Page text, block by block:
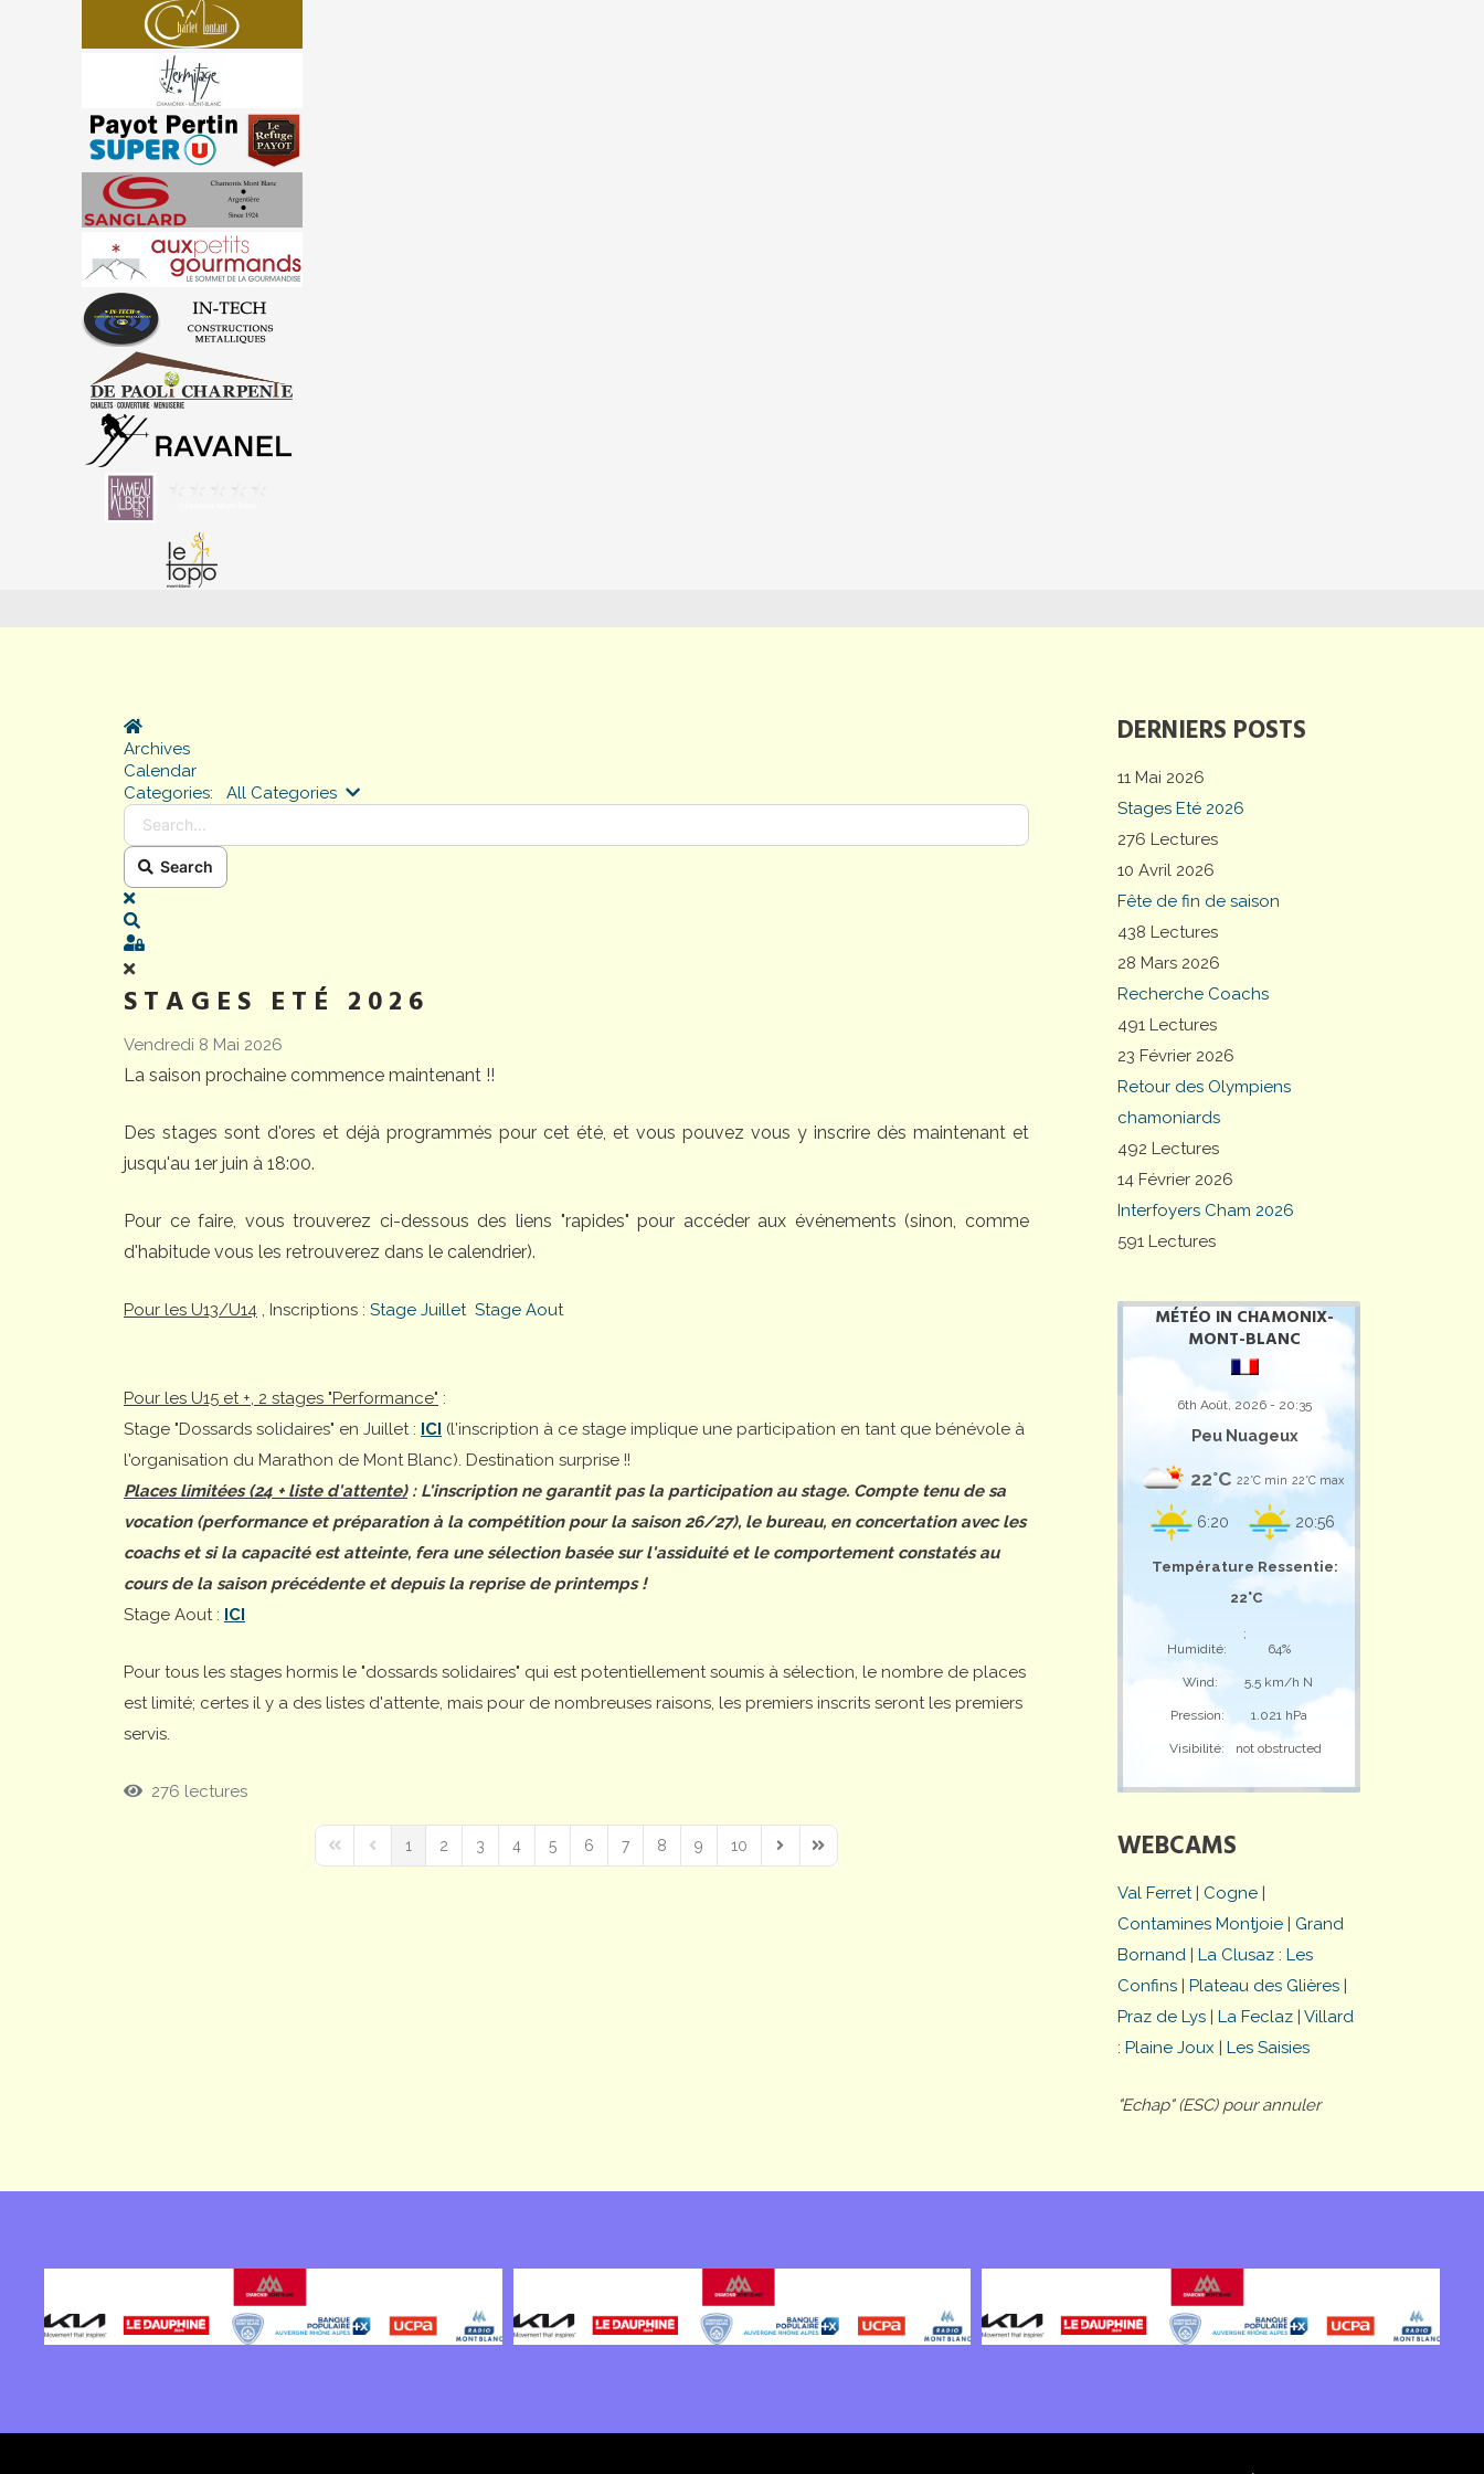
DERNIERS POSTS
11 Mai 2026
Stages Eté 2026
276 Lectures
10 Avril 2026
Fête de fin de saison
438 Lectures
28 Mars 2026
Recherche Coachs
491 Lectures
23 Février 2026
Retour des Olympiens
chamoniards
492 Lectures
14 Février 2026
Interfoyers Cham 2026
591 Lectures
MÉTÉO IN CHAMONIX-
MONT-BLANC
6th Août, 2026 - 20:35
Peu Nuageux
22°C 22°C min 22°C max
6:20 20:56
Température Ressentie:
22°C
;
Humidité:
64%
Wind: 5,5 km/h N
Pression: 1.021 hPa
Visibilité: not obstructed
WEBCAMS
Val Ferret| Cogne |
Contamines Montjoie | Grand
Bornand | La Clusaz : Les
Confins | Plateau des Glières |
Praz de Lys | La Feclaz | Villard
: Plaine Joux | Les Saisies
"Echap" (ESC) pour annuler
Home
Archives
Calendar
Categories:
All Categories Search...
Search
x
Sign In
STAGES ETÉ 2026
Vendredi 8 Mai 2026
La saison prochaine commence maintenant !!
Des stages sont d'ores et déjà programmés pour cet été, et vous pouvez vous y inscrire dès maintenant et
jusqu'au 1er juin à 18:00.
Pour ce faire, vous trouverez ci-dessous des liens "rapides" pour accéder aux événements (sinon, comme
d'habitude vous les retrouverez dans le calendrier).
Pour les U13/U14 , Inscriptions : Stage Juillet Stage Aout
Pour les U15 et +, 2 stages "Performance" :
Stage "Dossards solidaires" en Juillet : ICI (l'inscription à ce stage implique une participation en tant que bénévole à
l'organisation du Marathon de Mont Blanc). Destination surprise !!
Places limitées (24 + liste d'attente): L'inscription ne garantit pas la participation au stage. Compte tenu de sa
vocation (performance et préparation à la compétition pour la saison 26/27), le bureau, en concertation avec les
coachs et si la capacité est atteinte, fera une sélection basée sur l'assiduité et le comportement constatés au
cours de la saison précédente et depuis la reprise de printemps !
Stage Aout : ICI
Pour tous les stages hormis le "dossards solidaires" qui est potentiellement soumis à sélection, le nombre de places
est limité; certes il y a des listes d'attente, mais pour de nombreuses raisons, les premiers inscrits seront les premiers
servis.
276 lectures
First PagePrevious Page
1 2 3 4 5 6 7 8 9 10
Next PageLast Page